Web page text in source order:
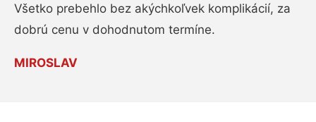
Všetko prebehlo bez akýchkoľvek komplikácií, za
dobrú cenu v dohodnutom termíne.
MIROSLAV